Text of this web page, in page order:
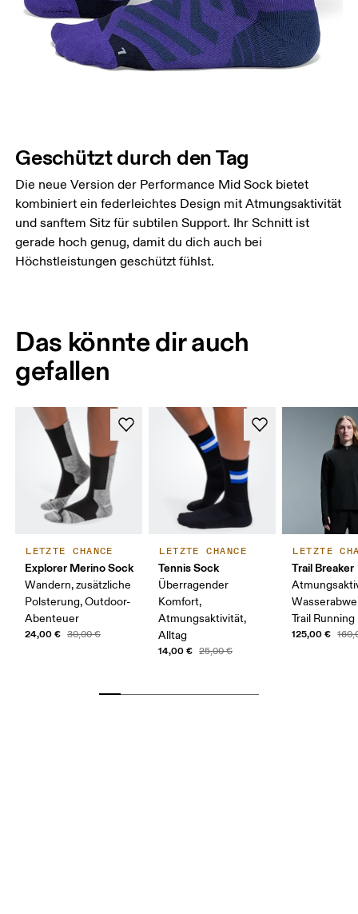
Geschützt durch den Tag
Die neue Version der Performance Mid Sock bietet
kombiniert ein federleichtes Design mit Atmungsaktivität
und sanftem Sitz für subtilen Support. Ihr Schnitt ist
gerade hoch genug, damit du dich auch bei
Höchstleistungen geschützt fühlst.
Das könnte dir auch
gefallen
LETZTE CHANCE
Explorer Merino Sock
Wandern, zusätzliche
Polsterung, Outdoor-
Abenteuer
24,00 € 30,00 €
LETZTE CHANCE
Tennis Sock
Überragender
Komfort,
Atmungsaktivität,
Alltag
14,00 € 25,00 €
LETZTE
Trail Breaker
Trail Running
125,00 €